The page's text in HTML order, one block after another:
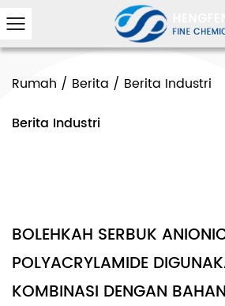
Rumah / Berita / Berita Industri
Berita Industri
BOLEHKAH SERBUK
POLYACRYLAMIDE
KOMBINASI DENGAN